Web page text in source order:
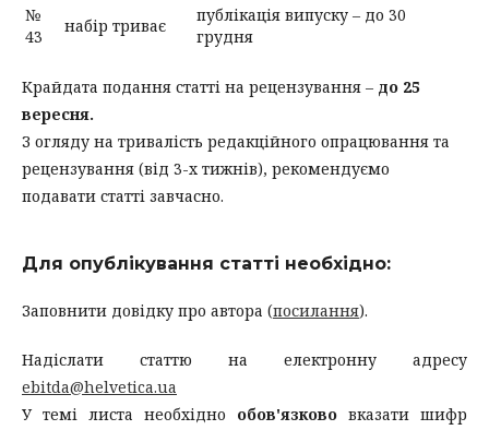
№
43
набір триває
публікація випуску – до 30
грудня
Крайдата подання статті на рецензування – до 25
вересня.
З огляду на тривалість редакційного опрацювання та
рецензування (від 3-х тижнів), рекомендуємо
подавати статті завчасно.
Для опублікування статті необхідно:
Заповнити довідку про автора (посилання).
Надіслати статтю на електронну адресу
ebitda@helvetica.ua
У темі листа необхідно обов'язково вказати шифр